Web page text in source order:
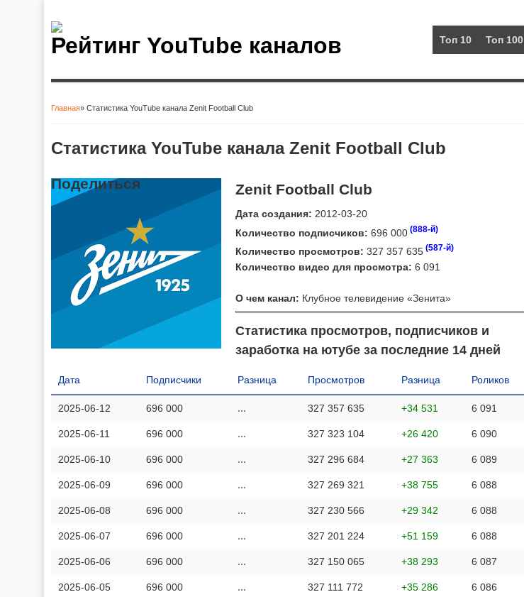
Рейтинг YouTube каналов Топ 10 Топ 100
Главная» Статистика YouTube канала Zenit Football Club
Статистика YouTube канала Zenit Football Club
Поделиться Zenit Football Club
Дата создания: 2012-03-20
Количество подписчиков: 696 000 (888-й)
Количество просмотров: 327 357 635 (587-й)
Количество видео для просмотра: 6 091
О чем канал: Клубное телевидение «Зенита»
Статистика просмотров, подписчиков и
заработка на ютубе за последние 14 дней
Дата Подписчики Разница Просмотров Разница Роликов
2025-06-12 696 000 ... 327 357 635 +34 531 6 091
2025-06-11 696 000 ... 327 323 104 +26 420 6 090
2025-06-10 696 000 ... 327 296 684 +27 363 6 089
2025-06-09 696 000 ... 327 269 321 +38 755 6 088
2025-06-08 696 000 ... 327 230 566 +29 342 6 088
2025-06-07 696 000 ... 327 201 224 +51 159 6 088
2025-06-06 696 000 ... 327 150 065 +38 293 6 087
2025-06-05 696 000 ... 327 111 772 +35 286 6 086